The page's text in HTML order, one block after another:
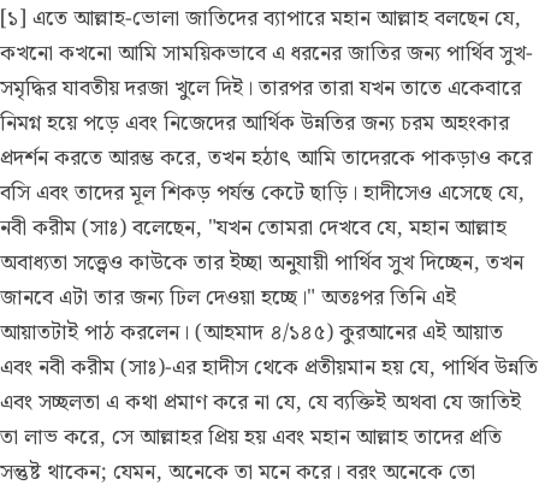
[১] এতে আল্লাহ-ভোলা জাতিদের ব্যাপারে মহান আল্লাহ বলছেন যে,
কখনো কখনো আমি সাময়িকভাবে এ ধরনের জাতির জন্য পার্থিব সুখ-
সমৃদ্ধির যাবতীয় দরজা খুলে দিই। তারপর তারা যখন তাতে একেবারে
নিমগ্ন হয়ে পড়ে এবং নিজেদের আর্থিক উন্নতির জন্য চরম অহংকার
প্রদর্শন করতে আরম্ভ করে, তখন হঠাৎ আমি তাদেরকে পাকড়াও করে
বসি এবং তাদের মূল শিকড় পর্যন্ত কেটে ছাড়ি। হাদীসেও এসেছে যে,
নবী করীম (সাঃ) বলেছেন, "যখন তোমরা দেখবে যে, মহান আল্লাহ
অবাধ্যতা সত্ত্বেও কাউকে তার ইচ্ছা অনুযায়ী পার্থিব সুখ দিচ্ছেন, তখন
জানবে এটা তার জন্য ঢিল দেওয়া হচ্ছে।" অতঃপর তিনি এই
আয়াতটাই পাঠ করলেন। (আহমাদ ৪/১৪৫)কুরআনের এই আয়াত
এবং নবী করীম (সাঃ)-এর হাদীস থেকে প্রতীয়মান হয় যে, পার্থিব উন্নতি
এবং সচ্ছলতা এ কথা প্রমাণ করে না যে, যে ব্যক্তিই অথবা যে জাতিই
তা লাভ করে, সে আল্লাহর প্রিয় হয় এবং মহান আল্লাহ তাদের প্রতি
সন্তুষ্ট থাকেন; যেমন, অনেকে তা মনে করে। বরং অনেকে তো